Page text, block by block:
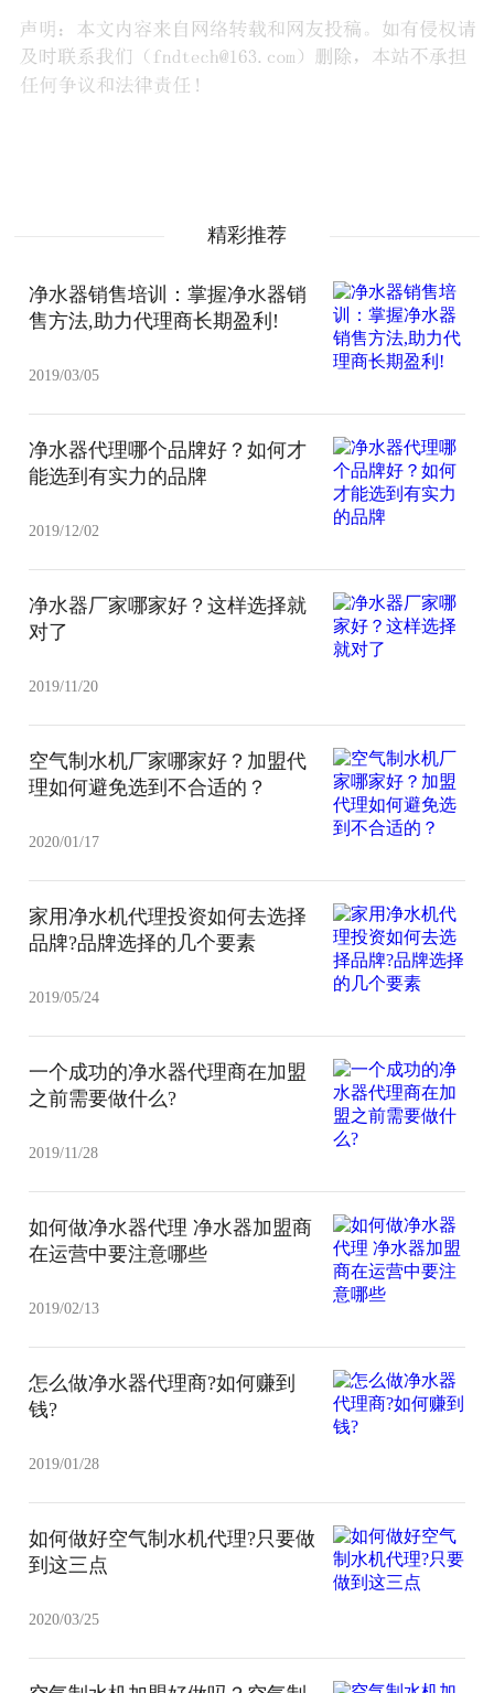
精彩推荐
净水器销售培训：掌握净水器销
售方法,助力代理商长期盈利!
2019/03/05
净水器代理哪个品牌好？如何才
能选到有实力的品牌
2019/12/02
净水器厂家哪家好？这样选择就
对了
2019/11/20
空气制水机厂家哪家好？加盟代
理如何避免选到不合适的？
2020/01/17
家用净水机代理投资如何去选择
品牌?品牌选择的几个要素
2019/05/24
一个成功的净水器代理商在加盟
之前需要做什么?
2019/11/28
如何做净水器代理 净水器加盟商
在运营中要注意哪些
2019/02/13
怎么做净水器代理商?如何赚到
钱?
2019/01/28
如何做好空气制水机代理?只要做
到这三点
2020/03/25